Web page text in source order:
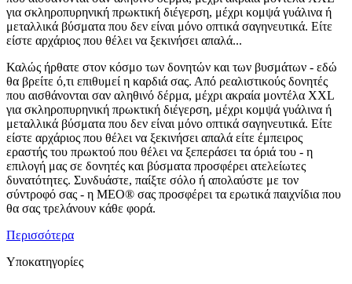
για σκληροπυρηνική πρωκτική διέγερση, μέχρι κομψά γυάλινα ή
μεταλλικά βύσματα που δεν είναι μόνο οπτικά σαγηνευτικά. Είτε
είστε αρχάριος που θέλει να ξεκινήσει απαλά...
Καλώς ήρθατε στον κόσμο των δονητών και των βυσμάτων - εδώ
θα βρείτε ό,τι επιθυμεί η καρδιά σας. Από ρεαλιστικούς δονητές
που αισθάνονται σαν αληθινό δέρμα, μέχρι ακραία μοντέλα XXL
για σκληροπυρηνική πρωκτική διέγερση, μέχρι κομψά γυάλινα ή
μεταλλικά βύσματα που δεν είναι μόνο οπτικά σαγηνευτικά. Είτε
είστε αρχάριος που θέλει να ξεκινήσει απαλά είτε έμπειρος
εραστής του πρωκτού που θέλει να ξεπεράσει τα όριά του - η
επιλογή μας σε δονητές και βύσματα προσφέρει ατελείωτες
δυνατότητες. Συνδυάστε, παίξτε σόλο ή απολαύστε με τον
σύντροφό σας - η MEO® σας προσφέρει τα ερωτικά παιχνίδια που
θα σας τρελάνουν κάθε φορά.
Περισσότερα
Υποκατηγορίες